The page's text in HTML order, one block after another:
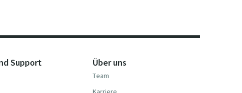
Support Über uns
Team